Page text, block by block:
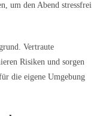
um den Abend stressfrei
Vertraute
Risiken und sorgen
die eigene Umgebung